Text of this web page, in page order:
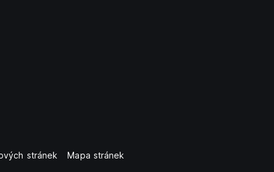
stránek Mapa stránek